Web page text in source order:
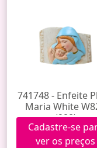
741748 - Enfeite
Maria White
(288)
Cadastre-se
ver os preços